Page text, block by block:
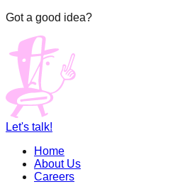
Got a good idea?
Let's talk!
Home
About Us
Careers